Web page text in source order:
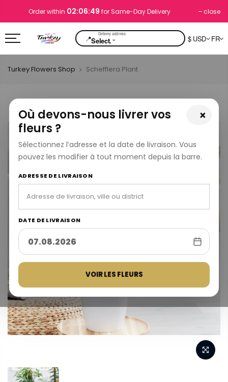
Order within 02:06:49 for Same-Day Delivery close
📍Select.⌄ $ USD FR
×
Où devons-nous livrer vos
fleurs ?
Sélectionnez l’adresse et la date de livraison. Vous
pouvez les modifier à tout moment depuis la barre.
ADRESSE DE LIVRAISON
DATE DE LIVRAISON
VOIR LES FLEURS
Turkey Flowers Shop Schefflera Plant